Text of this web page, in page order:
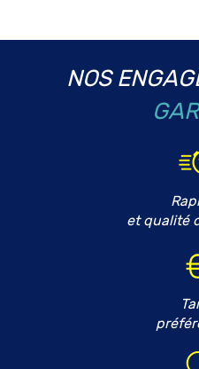
NOS
et qualité